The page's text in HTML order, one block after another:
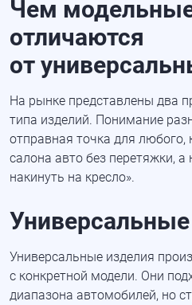
Чем
отличаются
от
На рынке представлены два
типа изделий. Понимание
отправная точка для любого,
салона авто без перетяжки, а
накинуть на кресло».
Универсальные изделия
с конкретной модели. Они
диапазона автомобилей, но